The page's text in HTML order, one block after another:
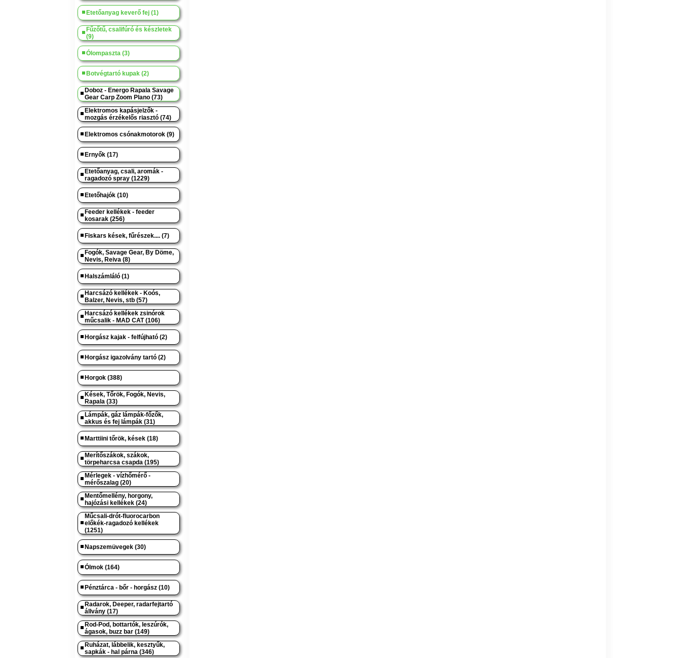
Etetőanyag keverő fej (1)
Fűzőtű, csalifúró és készletek
(9)
Ólompaszta (3)
Botvégtartó kupak (2)
Doboz - Energo Rapala Savage
Gear Carp Zoom Plano (73)
Elektromos kapásjelzők -
mozgás érzékelős riasztó (74)
Elektromos csónakmotorok (9)
Ernyők (17)
Etetőanyag, csali, aromák -
ragadozó spray (1229)
Etetőhajók (10)
Feeder kellékek - feeder
kosarak (256)
Fiskars kések, fűrészek.... (7)
Fogók, Savage Gear, By Döme,
Nevis, Reiva (8)
Halszámláló (1)
Harcsázó kellékek - Koós,
Balzer, Nevis, stb (57)
Harcsázó kellékek zsinórok
műcsalik - MAD CAT (106)
Horgász kajak - felfújható (2)
Horgász igazolvány tartó (2)
Horgok (388)
Kések, Tőrök, Fogók, Nevis,
Rapala (33)
Lámpák, gáz lámpák-főzők,
akkus és fej lámpák (31)
Marttiini tőrök, kések (18)
Merítőszákok, szákok,
törpeharcsa csapda (195)
Mérlegek - vízhőmérő -
mérőszalag (20)
Mentőmellény, horgony,
hajózási kellékek (24)
Műcsali-drót-fluorocarbon
előkék-ragadozó kellékek
(1251)
Napszemüvegek (30)
Ólmok (164)
Pénztárca - bőr - horgász (10)
Radarok, Deeper, radarfejtartó
állvány (17)
Rod-Pod, bottartók, leszúrók,
ágasok, buzz bar (149)
Ruházat, lábbelik, kesztyűk,
sapkák - hal párna (346)